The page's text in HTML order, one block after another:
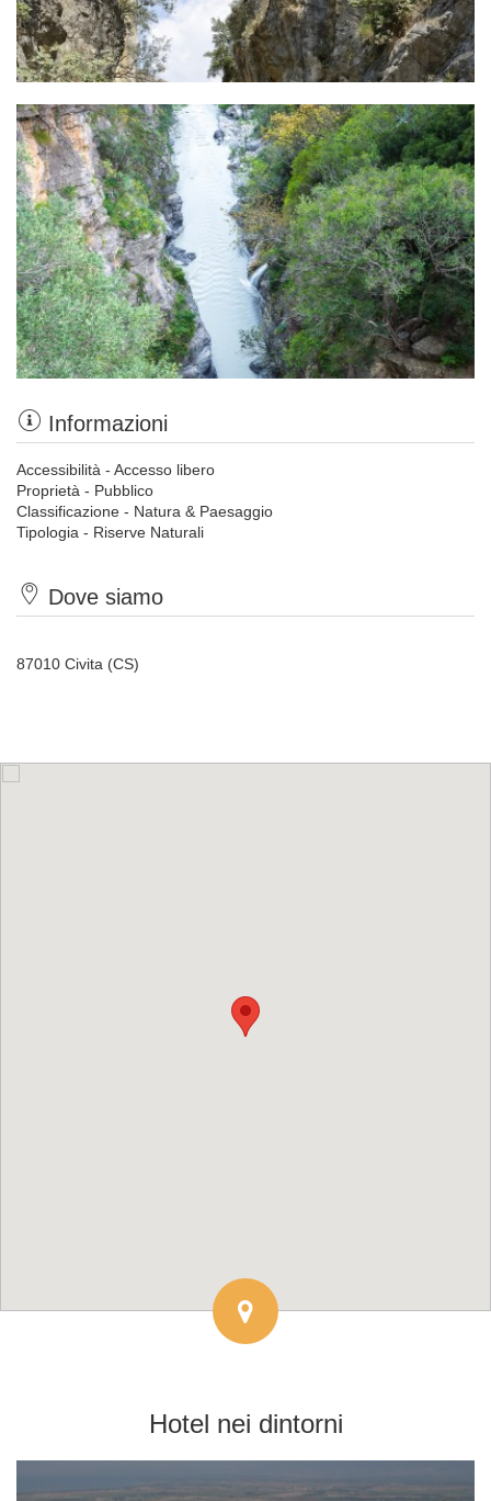
Informazioni
Accessibilità - Accesso libero
Proprietà - Pubblico
Classificazione - Natura & Paesaggio
Tipologia - Riserve Naturali
Dove siamo
87010 Civita (CS)
Hotel nei dintorni